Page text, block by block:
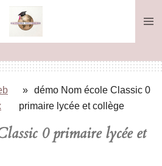
» démo Nom école Classic 0
primaire lycée et collège
0 primaire lycée et